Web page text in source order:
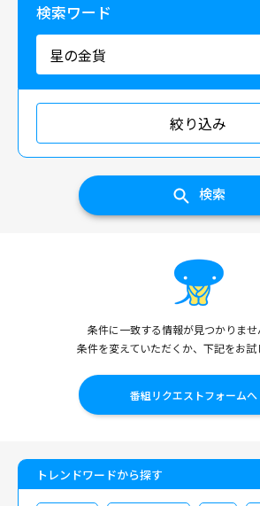
検索ワード
絞り込み
検索
条件に一致する情報が見つかりませ
条件を変えていただくか、下記をお試
番組リクエストフォームへ
トレンドワードから探す